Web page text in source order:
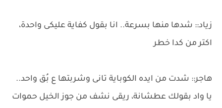
زياد:: شدها منها بسرعة.. انا بقول كفاية عليكى واحدة،
اكتر من كدا خطر
هاجر:: شدت من ايده الكوباية تانى وشربتها ع بُق واحد..
يا واد بقولك عطشانة، ريقى نشف من جوز الخيل حموات